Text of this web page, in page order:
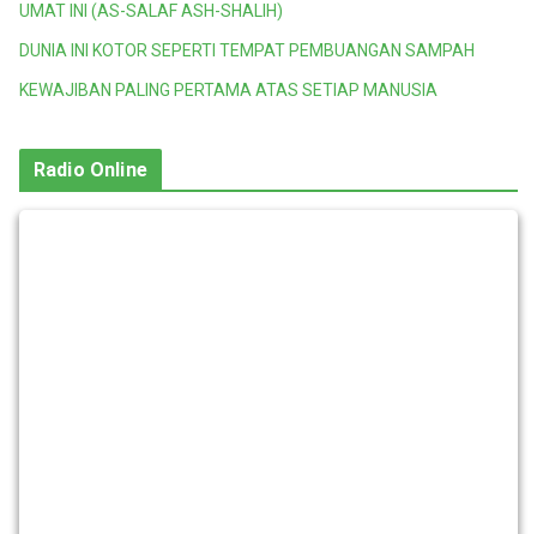
UMAT INI (AS-SALAF ASH-SHALIH)
DUNIA INI KOTOR SEPERTI TEMPAT PEMBUANGAN SAMPAH
KEWAJIBAN PALING PERTAMA ATAS SETIAP MANUSIA
Radio Online